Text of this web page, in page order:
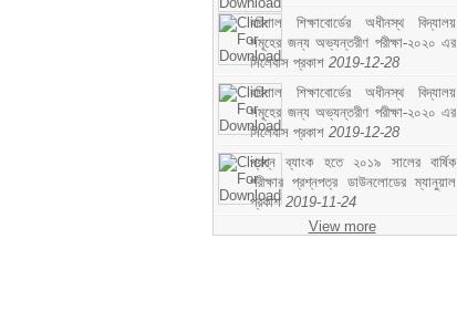
বরিশাল শিক্ষাবোর্ডের অধীনস্থ বিদ্যালয়
সমূহের জন্য অভ্যন্তরীণ পরীক্ষা-২০২০ এর
সিলেবাস প্রকাশ 2019-12-28
বরিশাল শিক্ষাবোর্ডের অধীনস্থ বিদ্যালয়
সমূহের জন্য অভ্যন্তরীণ পরীক্ষা-২০২০ এর
সিলেবাস প্রকাশ 2019-12-28
প্রশ্ন ব্যাংক হতে ২০১৯ সালের বার্ষিক
পরীক্ষার প্রশ্নপত্র ডাউনলোডের ম্যানুয়াল
প্রকাশ 2019-11-24
View more